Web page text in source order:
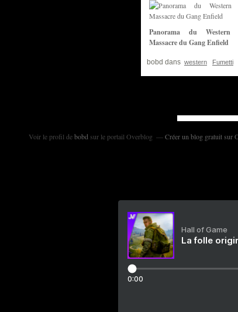
Panorama du
Massacre du Gang Enfield
bobd dans western Fumetti
Voir le profil debobdsur le portail Overblog Créer un blog gratuit sur
Hall of Game
La folle
0:00